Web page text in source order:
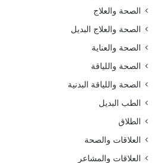
الصحة والعلاج
الصحة والعلاج البديل
الصحة والعناية
الصحة واللياقة
الصحة واللياقة البدنية
الطب البديل
الطلاق
العلاقات والصحة
العلاقات والمشاعر